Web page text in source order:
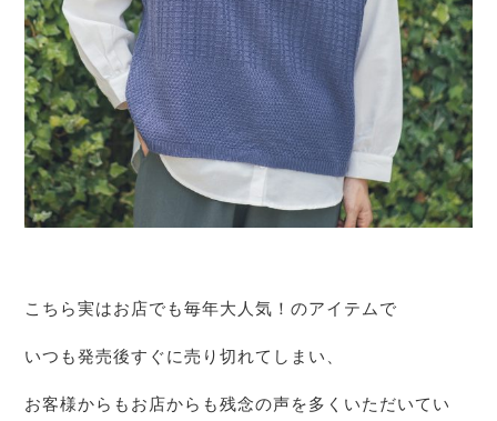
こちら実はお店でも毎年大人気！のアイテムで
いつも発売後すぐに売り切れてしまい、
お客様からもお店からも残念の声を多くいただいてい